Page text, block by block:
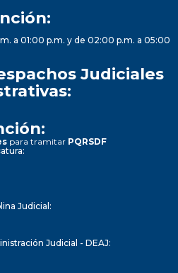
a 01:00 p.m. y de 02:00 p.m. a 05:00
Judiciales
para tramitar PQRSDF
Judicial:
Judicial - DEAJ: